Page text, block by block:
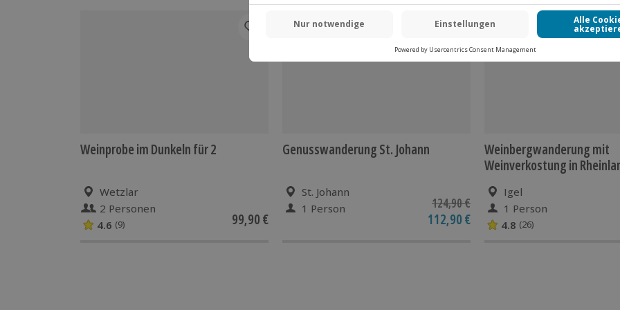
Weinprobe im Dunkeln für 2
Wetzlar
2 Personen
4.6 (9) 99,90 €
DEAL
Genusswanderung St. Johann
St. Johann
1 Person
124,90 €
112,90 €
Weinbergwanderung mit
Weinverkostung in
Igel
1 Person
4.8 (26)